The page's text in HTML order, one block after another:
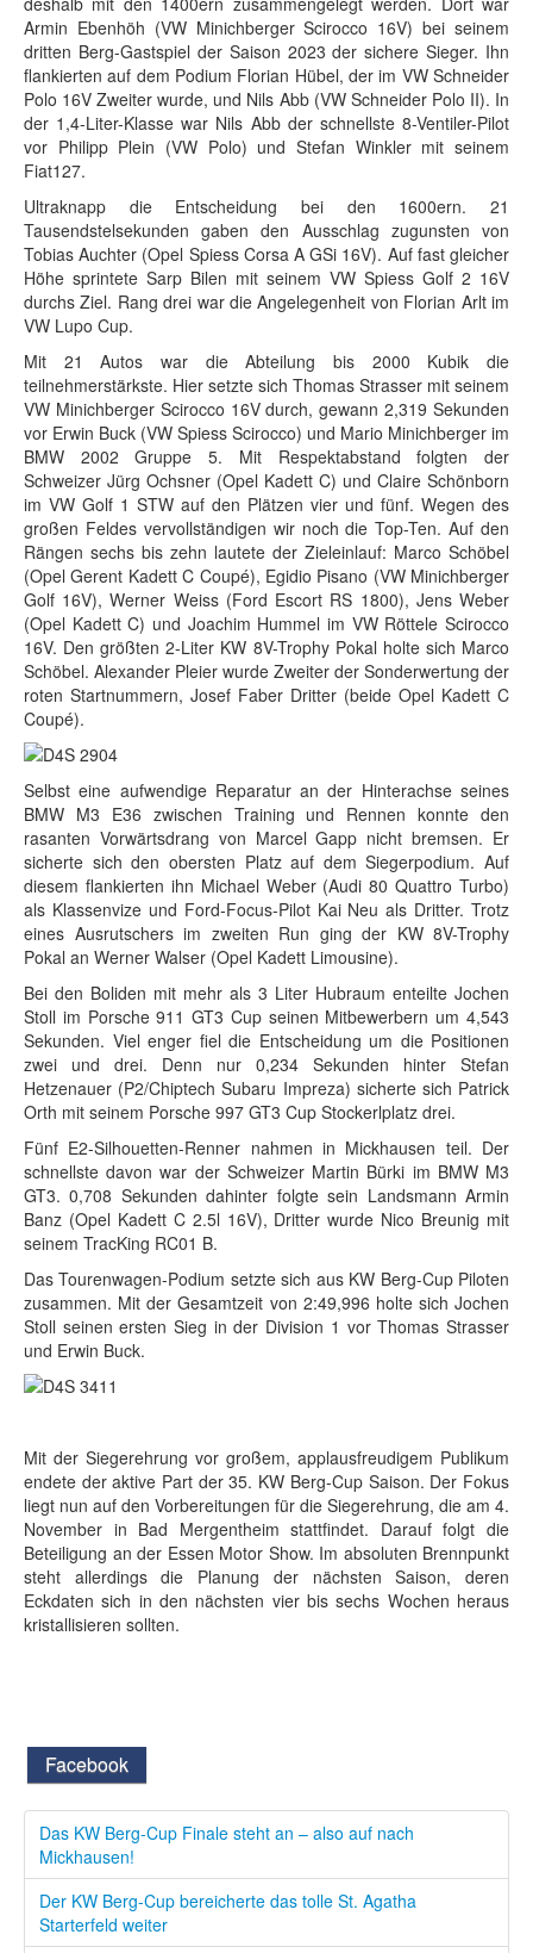
Armin Ebenhöh (VW Minichberger Scirocco 16V) bei seinem
dritten Berg-Gastspiel der Saison 2023 der sichere Sieger. Ihn
flankierten auf dem Podium Florian Hübel, der im VW Schneider
Polo 16V Zweiter wurde, und Nils Abb (VW Schneider Polo II). In
der 1,4-Liter-Klasse war Nils Abb der schnellste 8-Ventiler-Pilot
vor Philipp Plein (VW Polo) und Stefan Winkler mit seinem
Fiat127.
Ultraknapp die Entscheidung bei den 1600ern. 21
Tausendstelsekunden gaben den Ausschlag zugunsten von
Tobias Auchter (Opel Spiess Corsa A GSi 16V). Auf fast gleicher
Höhe sprintete Sarp Bilen mit seinem VW Spiess Golf 2 16V
durchs Ziel. Rang drei war die Angelegenheit von Florian Arlt im
VW Lupo Cup.
Mit 21 Autos war die Abteilung bis 2000 Kubik die
teilnehmerstärkste. Hier setzte sich Thomas Strasser mit seinem
VW Minichberger Scirocco 16V durch, gewann 2,319 Sekunden
vor Erwin Buck (VW Spiess Scirocco) und Mario Minichberger im
BMW 2002 Gruppe 5. Mit Respektabstand folgten der
Schweizer Jürg Ochsner (Opel Kadett C) und Claire Schönborn
im VW Golf 1 STW auf den Plätzen vier und fünf. Wegen des
großen Feldes vervollständigen wir noch die Top-Ten. Auf den
Rängen sechs bis zehn lautete der Zieleinlauf: Marco Schöbel
(Opel Gerent Kadett C Coupé), Egidio Pisano (VW Minichberger
Golf 16V), Werner Weiss (Ford Escort RS 1800), Jens Weber
(Opel Kadett C) und Joachim Hummel im VW Röttele Scirocco
16V. Den größten 2-Liter KW 8V-Trophy Pokal holte sich Marco
Schöbel. Alexander Pleier wurde Zweiter der Sonderwertung der
roten Startnummern, Josef Faber Dritter (beide Opel Kadett C
Coupé).
Selbst eine aufwendige Reparatur an der Hinterachse seines
BMW M3 E36 zwischen Training und Rennen konnte den
rasanten Vorwärtsdrang von Marcel Gapp nicht bremsen. Er
sicherte sich den obersten Platz auf dem Siegerpodium. Auf
diesem flankierten ihn Michael Weber (Audi 80 Quattro Turbo)
als Klassenvize und Ford-Focus-Pilot Kai Neu als Dritter. Trotz
eines Ausrutschers im zweiten Run ging der KW 8V-Trophy
Pokal an Werner Walser (Opel Kadett Limousine).
Bei den Boliden mit mehr als 3 Liter Hubraum enteilte Jochen
Stoll im Porsche 911 GT3 Cup seinen Mitbewerbern um 4,543
Sekunden. Viel enger fiel die Entscheidung um die Positionen
zwei und drei. Denn nur 0,234 Sekunden hinter Stefan
Hetzenauer (P2/Chiptech Subaru Impreza) sicherte sich Patrick
Orth mit seinem Porsche 997 GT3 Cup Stockerlplatz drei.
Fünf E2-Silhouetten-Renner nahmen in Mickhausen teil. Der
schnellste davon war der Schweizer Martin Bürki im BMW M3
GT3. 0,708 Sekunden dahinter folgte sein Landsmann Armin
Banz (Opel Kadett C 2.5l 16V), Dritter wurde Nico Breunig mit
seinem TracKing RC01 B.
Das Tourenwagen-Podium setzte sich aus KW Berg-Cup Piloten
zusammen. Mit der Gesamtzeit von 2:49,996 holte sich Jochen
Stoll seinen ersten Sieg in der Division 1 vor Thomas Strasser
und Erwin Buck.
Mit der Siegerehrung vor großem, applausfreudigem Publikum
endete der aktive Part der 35. KW Berg-Cup Saison. Der Fokus
liegt nun auf den Vorbereitungen für die Siegerehrung, die am 4.
November in Bad Mergentheim stattfindet. Darauf folgt die
Beteiligung an der Essen Motor Show. Im absoluten Brennpunkt
steht allerdings die Planung der nächsten Saison, deren
Eckdaten sich in den nächsten vier bis sechs Wochen heraus
kristallisieren sollten.
Facebook
Das KW Berg-Cup Finale steht an – also auf nach
Mickhausen!
Der KW Berg-Cup bereicherte das tolle St. Agatha
Starterfeld weiter